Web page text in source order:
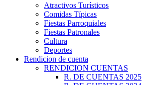
Atractivos Turísticos
Comidas Típicas
Fiestas Parroquiales
Fiestas Patronales
Cultura
Deportes
Rendicion de cuenta
RENDICION CUENTAS
R. DE CUENTAS 2025